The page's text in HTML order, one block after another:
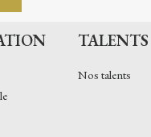
TALENTS
Nos talents